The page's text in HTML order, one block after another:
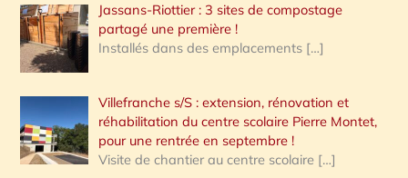
Jassans-Riottier : 3 sites de compostage
partagé une première !
Installés dans des emplacements […]
Villefranche s/S : extension, rénovation et
réhabilitation du centre scolaire Pierre Montet,
pour une rentrée en septembre !
Visite de chantier au centre scolaire […]